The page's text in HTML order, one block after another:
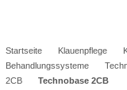
Startseite Klauenpflege
Behandlungssysteme
2CB
Technobase 2CB